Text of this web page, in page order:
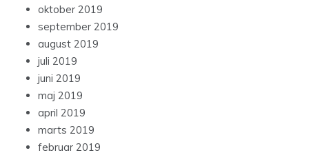
oktober 2019
september 2019
august 2019
juli 2019
juni 2019
maj 2019
april 2019
marts 2019
februar 2019